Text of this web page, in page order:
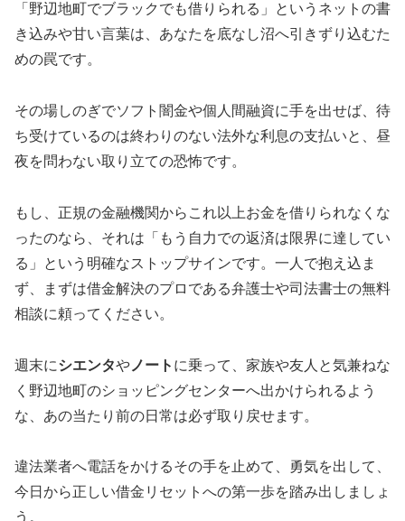
「野辺地町でブラックでも借りられる」というネットの書
き込みや甘い言葉は、あなたを底なし沼へ引きずり込むた
めの罠です。
その場しのぎでソフト闇金や個人間融資に手を出せば、待
ち受けているのは終わりのない法外な利息の支払いと、昼
夜を問わない取り立ての恐怖です。
もし、正規の金融機関からこれ以上お金を借りられなくな
ったのなら、それは「もう自力での返済は限界に達してい
る」という明確なストップサインです。一人で抱え込ま
ず、まずは借金解決のプロである弁護士や司法書士の無料
相談に頼ってください。
週末にシエンタや ノート に乗って、家族や友人と気兼ねな
く野辺地町のショッピングセンターへ出かけられるよう
な、あの当たり前の日常は必ず取り戻せます。
違法業者へ電話をかけるその手を止めて、勇気を出して、
今日から正しい借金リセットへの第一歩を踏み出しましょ
う。